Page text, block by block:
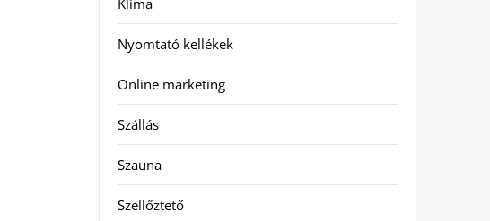
Klíma
Nyomtató kellékek
Online marketing
Szállás
Szauna
Szellőztető